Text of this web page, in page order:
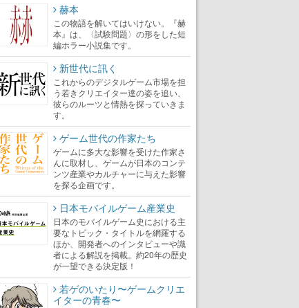
赫本
この物語を解いてはいけない。『赫
本』は、〈試験問題〉の形をした短
編ホラー小説集です。
新世代に訊く
これからのデジタルゲーム市場を担
う若きクリエイター達の姿を追い、
彼らのルーツと情熱を探っていきま
す。
ゲーム世代の作家たち
ゲームに多大な影響を受けた作家さ
んに取材し、ゲームが日本のコンテ
ンツ産業やカルチャーに与えた影響
を探る企画です。
日本モバイルゲーム産業史
日本のモバイルゲーム史における主
要なトピック・タイトルを網羅する
ほか、開発者へのインタビューや識
者による解説を掲載。約20年の歴史
が一望できる決定版！
若ゲのいたり〜ゲームクリエ
イターの青春〜